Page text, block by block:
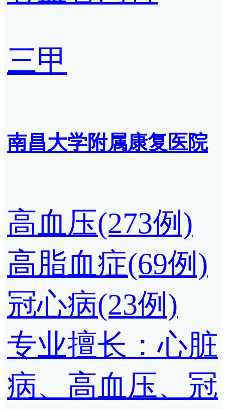
三甲
南昌大学附属康复医院
高血压(273例)
高脂血症(69例)
冠心病(23例)
专业擅长：心脏
病、高血压、冠